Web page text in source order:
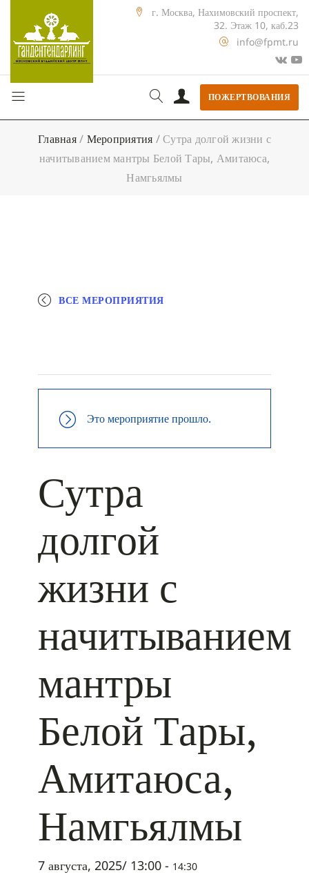
г. Москва, Нахимовский проспект,
32. Этаж 10, каб.23
info@fpmt.ru
ПОЖЕРТВОВАНИЯ
Главная/ Мероприятия /Сутра долгой жизни с
начитыванием мантры Белой Тары, Амитаюса,
Намгьялмы
ВСЕ МЕРОПРИЯТИЯ
Это мероприятие прошло.
Сутра
долгой
жизни с
начитыванием
мантры
Белой Тары,
Амитаюса,
Намгьялмы
7 августа, 2025/ 13:00 - 14:30